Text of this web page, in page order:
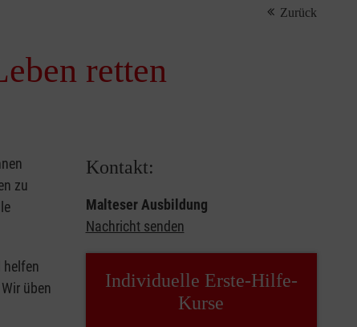
Zurück
retten
zu
helfen
üben
Kontakt:
Malteser Ausbildung
Nachricht senden
Individuelle Erste-Hilfe-
Kurse